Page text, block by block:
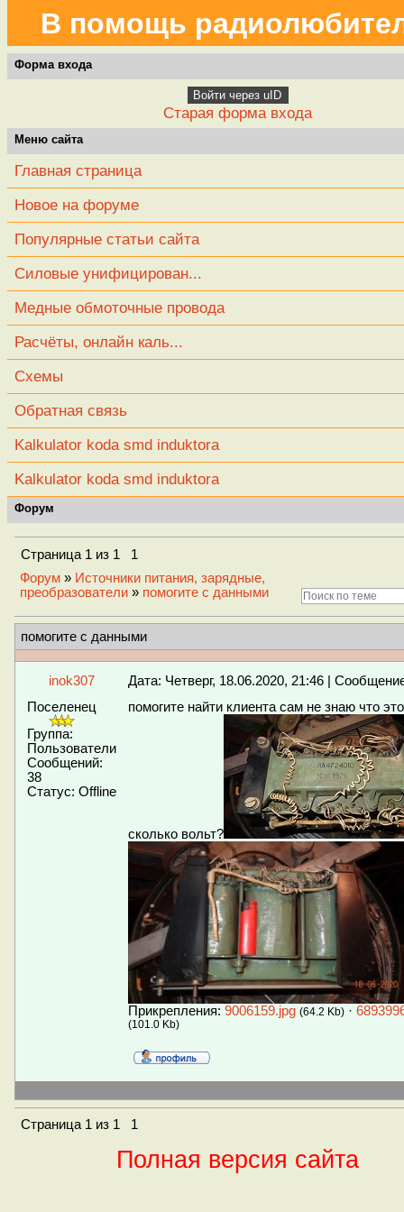
В помощь
Форма входа
Войти через uID
Старая форма входа
Меню сайта
Главная страница
Новое на форуме
Популярные статьи сайта
Силовые унифицирован...
Медные обмоточные провода
Расчёты, онлайн каль...
Схемы
Обратная связь
Kalkulator koda smd induktora
Kalkulator koda smd induktora
Форум
Страница 1 из 1
1
Форум » Источники питания, зарядные,
преобразователи » помогите с данными
помогите с данными
inok307
Дата: Четверг, 18.06.2020, 21:46 |
Поселенец
Группа:
Пользователи
Сообщений:
38
Статус: Offline
помогите найти клиента сам не знаю что
сколько вольт?
Прикрепления: 9006159.jpg (64.2 Kb) ·
(101.0 Kb)
Страница 1 из 1 1
Полная версия сайта